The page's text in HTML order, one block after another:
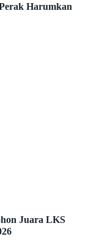
Harumkan
Juara LKS